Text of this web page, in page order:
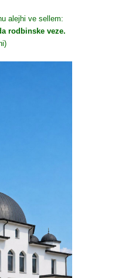
alejhi ve sellem:
rodbinske veze.